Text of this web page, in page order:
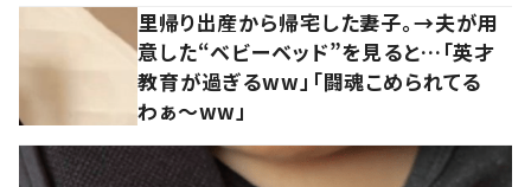
里帰り出産から帰宅した妻子。→夫が用
意した“ベビーベッド”を見ると…「英才
教育が過ぎるww」「闘魂こめられてる
わぁ～ww」